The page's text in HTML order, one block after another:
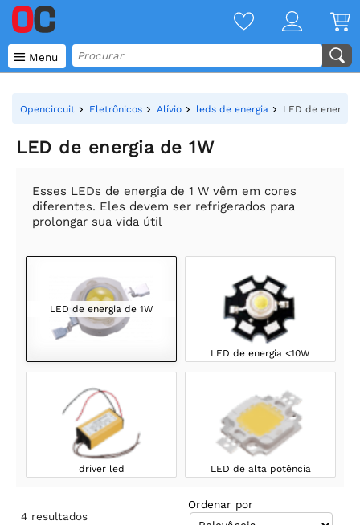
 Menu
Opencircuit Eletrônicos Alívio leds de energia LED de energia
LED de energia de 1W
Esses LEDs de energia de 1 W vêm em cores
diferentes. Eles devem ser refrigerados para
prolongar sua vida útil
LED de energia de 1W
LED de energia <10W
driver led LED de alta potência
4 resultados
Ordenar por